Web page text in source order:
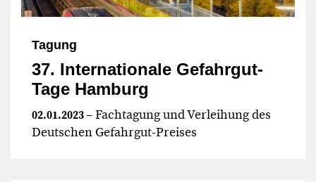
Tagung
37. Internationale Gefahrgut-
Tage Hamburg
02.01.2023– Fachtagung und Verleihung des
Deutschen Gefahrgut-Preises